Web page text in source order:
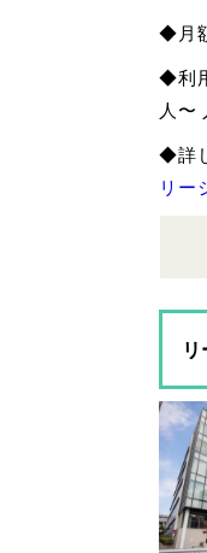
◆月
◆利
人〜
◆詳
リー